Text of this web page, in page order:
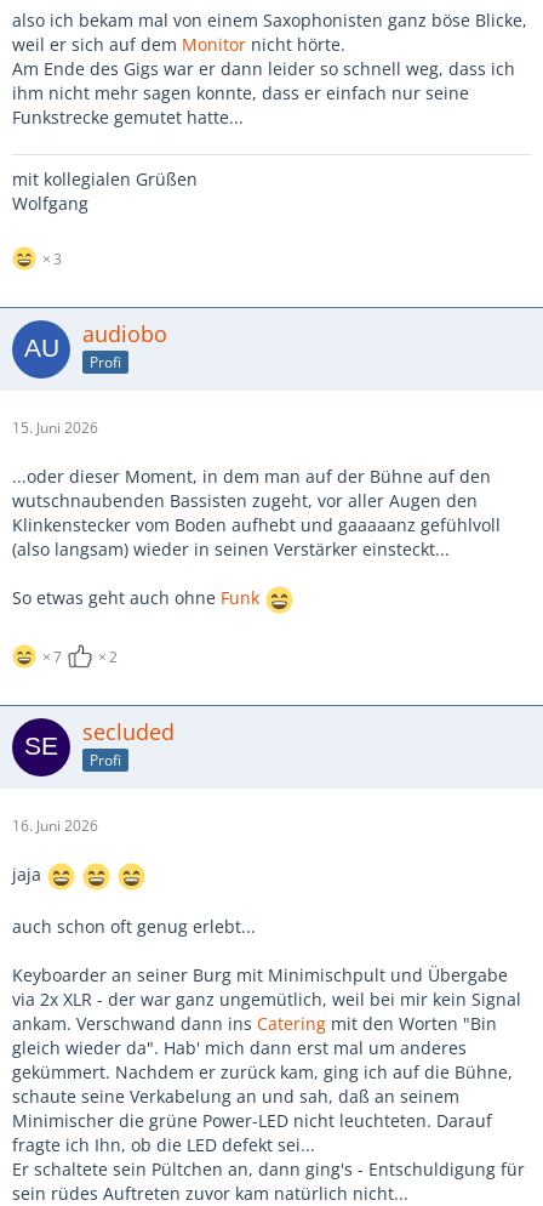
also ich bekam mal von einem Saxophonisten ganz böse Blicke,
weil er sich auf dem Monitor nicht hörte.
Am Ende des Gigs war er dann leider so schnell weg, dass ich
ihm nicht mehr sagen konnte, dass er einfach nur seine
Funkstrecke gemutet hatte...
mit kollegialen Grüßen
Wolfgang
3
audiobo
Profi
15. Juni 2026
...oder dieser Moment, in dem man auf der Bühne auf den
wutschnaubenden Bassisten zugeht, vor aller Augen den
Klinkenstecker vom Boden aufhebt und gaaaaanz gefühlvoll
(also langsam) wieder in seinen Verstärker einsteckt...
So etwas geht auch ohne Funk
7 2
secluded
Profi
16. Juni 2026
jaja
auch schon oft genug erlebt...
Keyboarder an seiner Burg mit Minimischpult und Übergabe
via 2x XLR - der war ganz ungemütlich, weil bei mir kein Signal
ankam. Verschwand dann ins Catering mit den Worten "Bin
gleich wieder da". Hab' mich dann erst mal um anderes
gekümmert. Nachdem er zurück kam, ging ich auf die Bühne,
schaute seine Verkabelung an und sah, daß an seinem
Minimischer die grüne Power-LED nicht leuchteten. Darauf
fragte ich Ihn, ob die LED defekt sei...
Er schaltete sein Pültchen an, dann ging's - Entschuldigung für
sein rüdes Auftreten zuvor kam natürlich nicht...